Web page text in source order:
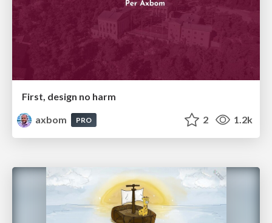
First, design no harm
axbom
PRO 2 1.2k